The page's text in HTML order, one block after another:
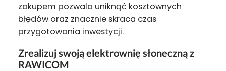
zakupem pozwala uniknąć kosztownych
błędów oraz znacznie skraca czas
przygotowania inwestycji.
Zrealizuj swoją elektrownię słoneczną z
RAWICOM